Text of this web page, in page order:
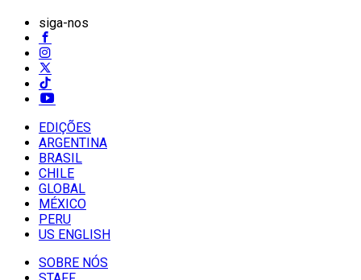
siga-nos
EDIÇÕES
ARGENTINA
BRASIL
CHILE
GLOBAL
MÉXICO
PERU
US ENGLISH
SOBRE NÓS